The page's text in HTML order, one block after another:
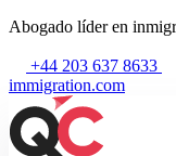
Abogado líder en
+44 203 637 8633
immigration.com